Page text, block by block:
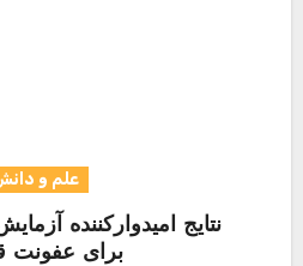
علم و
نتایج امیدوارکننده
برای عفونت